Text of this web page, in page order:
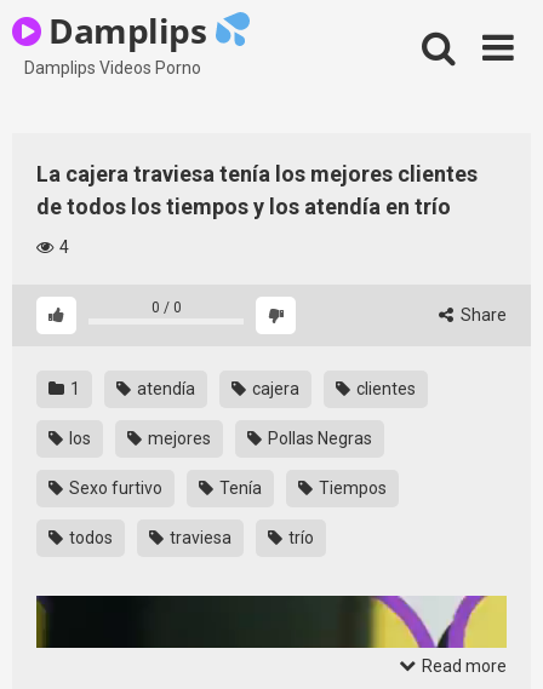
to
content
Damplips
Damplips Videos Porno
La cajera traviesa tenía los mejores clientes
de todos los tiempos y los atendía en trío
4
0 / 0 Share
1 atendía cajera clientes
los mejores Pollas Negras
Sexo furtivo Tenía Tiempos
todos traviesa trío
Read more